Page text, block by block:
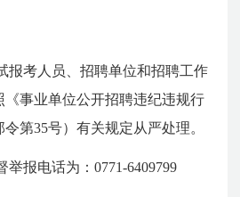
报考人员、招聘单位和招聘工作
《事业单位公开招聘违纪违规行
第35号）有关规定从严处理。
举报电话为：0771-6409799